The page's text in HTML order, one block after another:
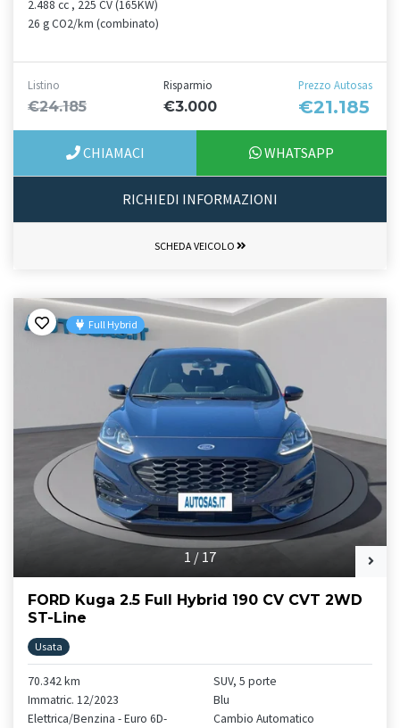
2.488 cc , 225 CV (165KW)
26 g CO2/km (combinato)
Listino
€24.185
Risparmio
€3.000
Prezzo Autosas
€21.185
CHIAMACI WHATSAPP
RICHIEDI INFORMAZIONI
SCHEDA VEICOLO
1 / 17
Full Hybrid
FORD Kuga 2.5 Full Hybrid 190 CV CVT 2WD
ST-Line
Usata
70.342 km
Immatric. 12/2023
Elettrica/Benzina - Euro 6D-
SUV, 5 porte
Blu
Cambio Automatico